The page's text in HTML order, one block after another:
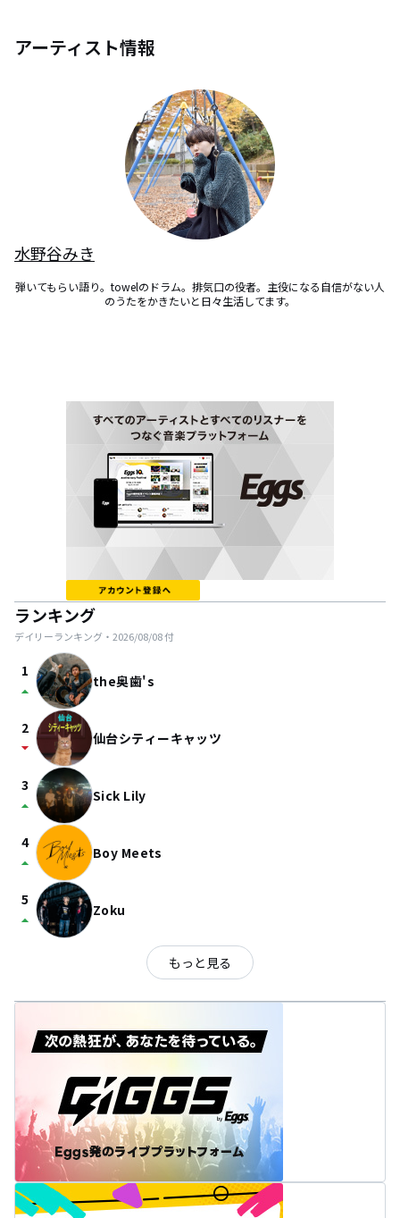
アーティスト情報
水野谷みき
弾いてもらい語り。towelのドラム。排気口の役者。主役になる自信がない人
のうたをかきたいと日々生活してます。
ランキング
デイリーランキング・ 2026/08/08付
1
arrow_drop_up the奥歯's
2
arrow_drop_down 仙台シティーキャッツ
3
arrow_drop_up Sick Lily
4
arrow_drop_up Boy Meets
5
arrow_drop_up Zoku
もっと見る